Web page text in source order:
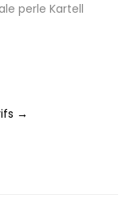
perle Kartell
→